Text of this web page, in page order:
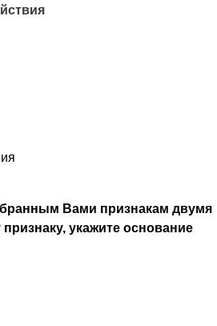
Вами признакам двумя
укажите основание